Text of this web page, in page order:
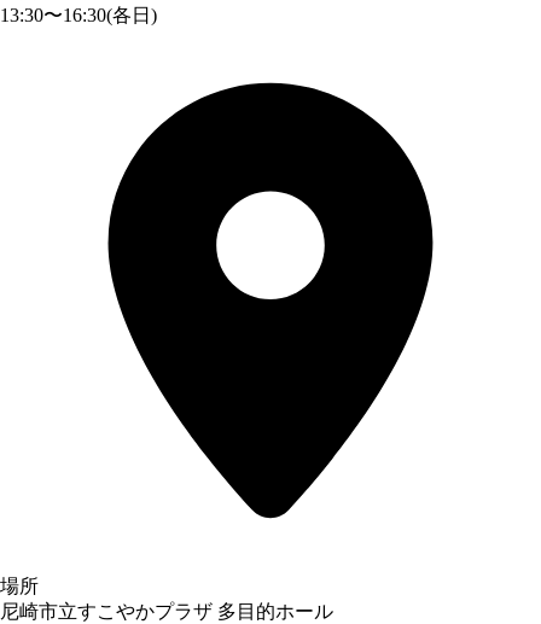
13:30〜16:30(各日)
場所
尼崎市立すこやかプラザ 多目的ホール